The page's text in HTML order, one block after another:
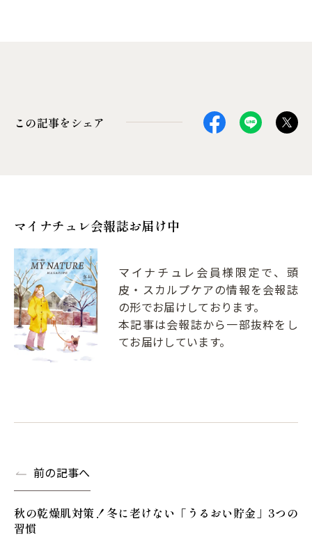
この記事をシェア
マイナチュレ会報誌お届け中
マイナチュレ会員様限定で、頭
皮・スカルプケアの情報を会報誌
の形でお届けしております。
本記事は会報誌から一部抜粋をし
てお届けしています。
前の記事へ
秋の乾燥肌対策！冬に老けない「うるおい貯金」3つの
習慣